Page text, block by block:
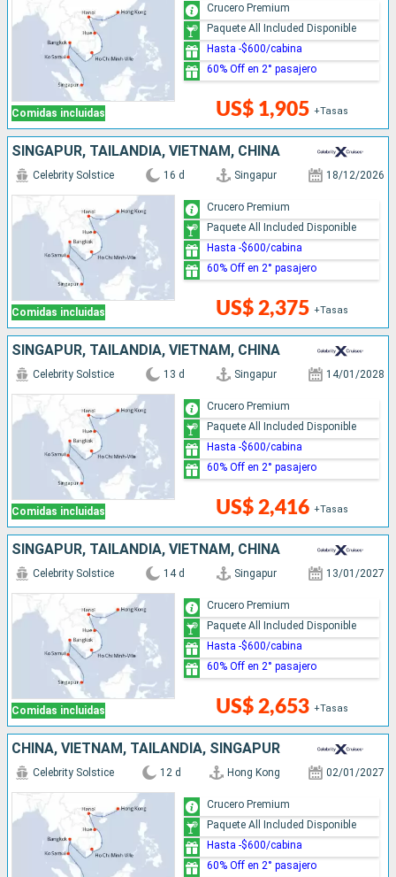
Comidas incluidas US$ 1,905 +Tasas
Crucero Premium
Paquete All Included Disponible
Hasta -$600/cabina
60% Off en 2° pasajero
SINGAPUR, TAILANDIA, VIETNAM, CHINA
Comidas incluidas
Celebrity Solstice 16 d Singapur 18/12/2026
US$ 2,375 +Tasas
Crucero Premium
Paquete All Included Disponible
Hasta -$600/cabina
60% Off en 2° pasajero
SINGAPUR, TAILANDIA, VIETNAM, CHINA
Comidas incluidas
Celebrity Solstice 13 d Singapur 14/01/2028
US$ 2,416 +Tasas
Crucero Premium
Paquete All Included Disponible
Hasta -$600/cabina
60% Off en 2° pasajero
SINGAPUR, TAILANDIA, VIETNAM, CHINA
Comidas incluidas
Celebrity Solstice 14 d Singapur 13/01/2027
US$ 2,653 +Tasas
Crucero Premium
Paquete All Included Disponible
Hasta -$600/cabina
60% Off en 2° pasajero
CHINA, VIETNAM, TAILANDIA, SINGAPUR
Celebrity Solstice 12 d Hong Kong 02/01/2027
Crucero Premium
Paquete All Included Disponible
Hasta -$600/cabina
60% Off en 2° pasajero